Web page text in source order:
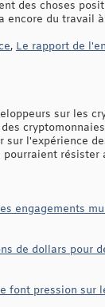
des choses
encore du travail
, Le rapport de
sur les
l'expérience
pourraient
engagements
de dollars pour
font pression